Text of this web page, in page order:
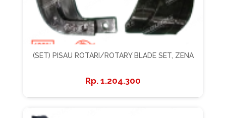
(SET) PISAU ROTARI/ROTARY BLADE SET, ZENA
1.204.300